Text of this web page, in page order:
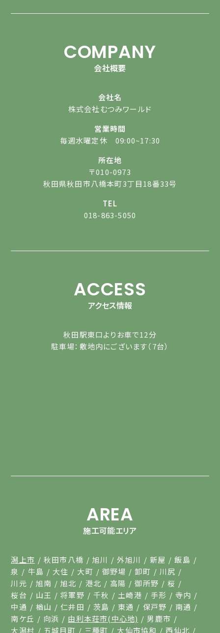
COMPANY
会社概要
会社名
株式会社むつみワールド
営業時間
毎週水曜定休 09:00~17:30
所在地
〒010-0973
秋田県秋田市八橋本町3丁目18番33号
TEL
018-863-5050
ACCESS
アクセス情報
秋田駅東口よりお車で12分
駐車場：敷地内にございます（7台）
AREA
施工可能エリア
潟上市 秋田市八橋 旭川 外旭川 新屋
飯島
泉
牛島 大住 大町 御野場 卸町
川尻
川元
旭南 旭北 港北 高陽 御所野
桜
桜台
山王 将軍野 千秋 土崎港 手形
寺内
中通
楢山 仁井田 茨島 東通 保戸野
南通
南ケ丘
向浜 由利本荘市(中心地)
男鹿市
大潟村
五城目町 三種町 大仙市協和 西仙北